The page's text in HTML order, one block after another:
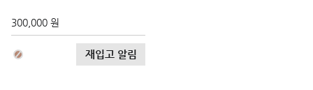
300,000 원
재입고 알림